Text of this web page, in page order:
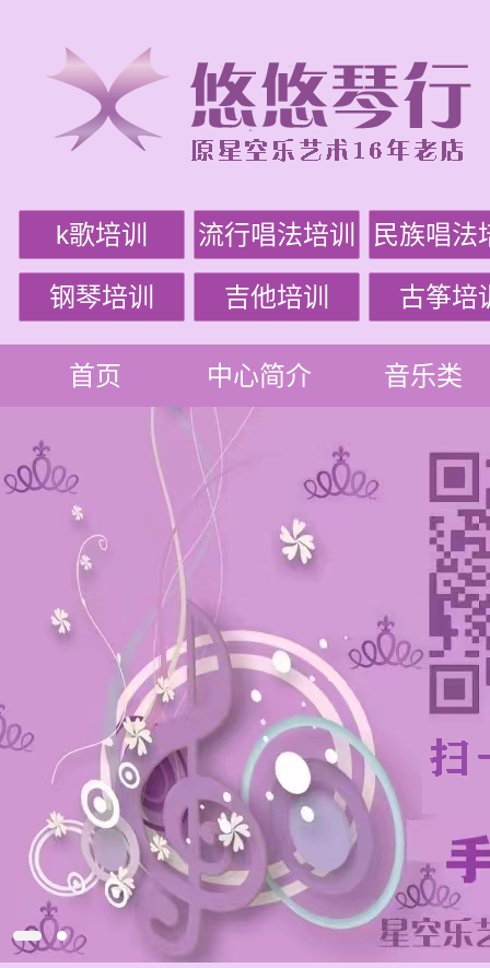
k歌培训 流行唱法培训 民族唱法
钢琴培训 吉他培训 古筝培
首页 中心简介 音乐类